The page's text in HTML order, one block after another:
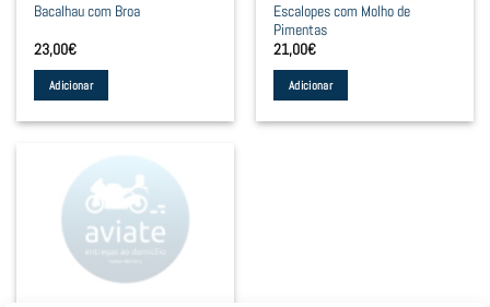
Bacalhau com Broa
23,00€
Adicionar
Escalopes com Molho de
Pimentas
21,00€
Adicionar